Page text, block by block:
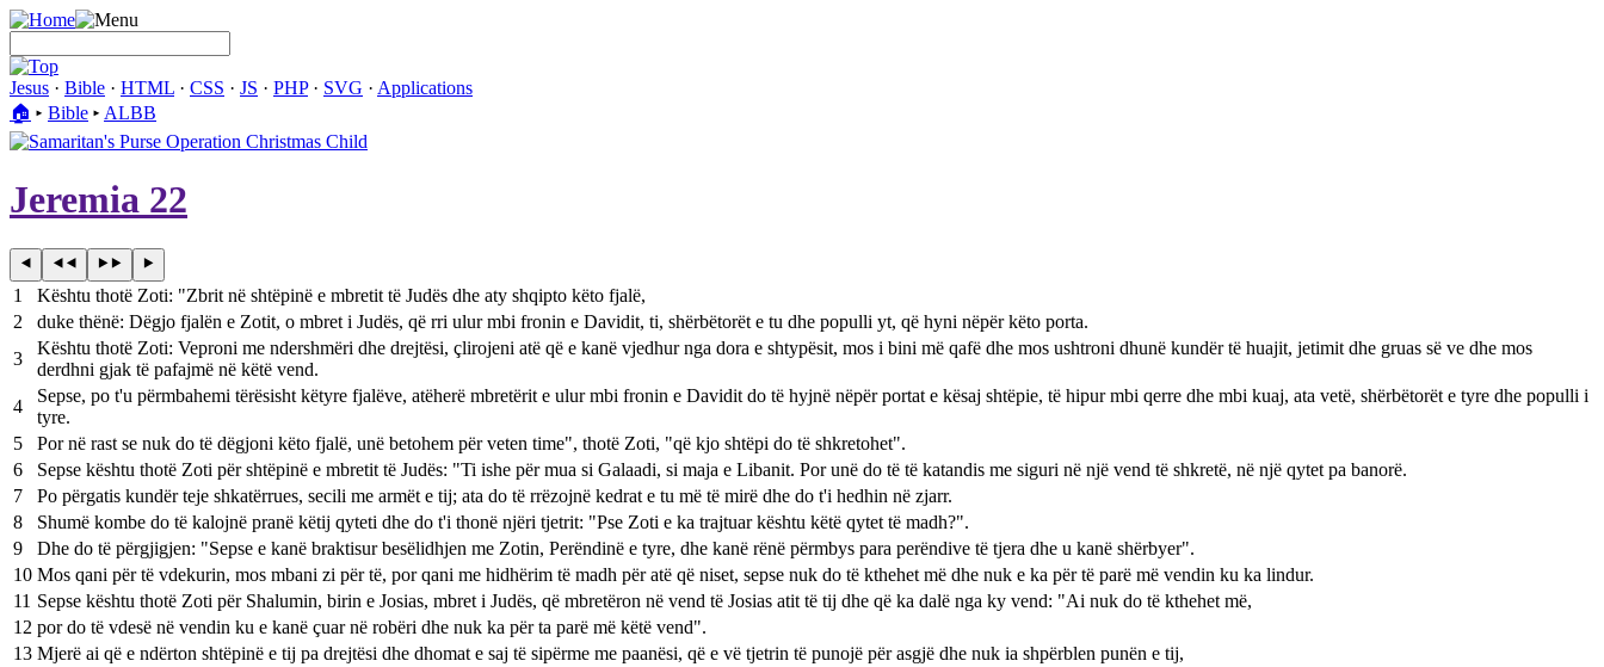
Jesus · Bible · HTML · CSS · JS · PHP· SVG · Applications
🏠︎ ▸ Bible ▸ ALBB
Jeremia 22
1
Kështu thotë Zoti: "Zbrit në shtëpinë e mbretit të Judës dhe aty shqipto këto fjalë,
2
duke thënë: Dëgjo fjalën e Zotit, o mbret i Judës, që rri ulur mbi fronin e Davidit, ti, shërbëtorët e tu dhe populli yt, që hyni nëpër këto porta.
3
Kështu thotë Zoti: Veproni me ndershmëri dhe drejtësi, çlirojeni atë që e kanë vjedhur nga dora e shtypësit, mos i bini më qafë dhe mos ushtroni dhunë kundër të huajit, jetimit dhe gruas së ve dhe mos
derdhni gjak të pafajmë në këtë vend.
4
Sepse, po t'u përmbahemi tërësisht këtyre fjalëve, atëherë mbretërit e ulur mbi fronin e Davidit do të hyjnë nëpër portat e kësaj shtëpie, të hipur mbi qerre dhe mbi kuaj, ata vetë, shërbëtorët e tyre dhe populli i
tyre.
5
Por në rast se nuk do të dëgjoni këto fjalë, unë betohem për veten time", thotë Zoti, "që kjo shtëpi do të shkretohet".
6
Sepse kështu thotë Zoti për shtëpinë e mbretit të Judës: "Ti ishe për mua si Galaadi, si maja e Libanit. Por unë do të të katandis me siguri në një vend të shkretë, në një qytet pa banorë.
7
Po përgatis kundër teje shkatërrues, secili me armët e tij; ata do të rrëzojnë kedrat e tu më të mirë dhe do t'i hedhin në zjarr.
8
Shumë kombe do të kalojnë pranë këtij qyteti dhe do t'i thonë njëri tjetrit: "Pse Zoti e ka trajtuar kështu këtë qytet të madh?".
9
Dhe do të përgjigjen: "Sepse e kanë braktisur besëlidhjen me Zotin, Perëndinë e tyre, dhe kanë rënë përmbys para perëndive të tjera dhe u kanë shërbyer".
10 Mos qani për të vdekurin, mos mbani zi për të, por qani me hidhërim të madh për atë që niset, sepse nuk do të kthehet më dhe nuk e ka për të parë më vendin ku ka lindur.
11 Sepse kështu thotë Zoti për Shalumin, birin e Josias, mbret i Judës, që mbretëron në vend të Josias atit të tij dhe që ka dalë nga ky vend: "Ai nuk do të kthehet më,
12 por do të vdesë në vendin ku e kanë çuar në robëri dhe nuk ka për ta parë më këtë vend".
13 Mjerë ai që e ndërton shtëpinë e tij pa drejtësi dhe dhomat e saj të sipërme me paanësi, që e vë tjetrin të punojë për asgjë dhe nuk ia shpërblen punën e tij,